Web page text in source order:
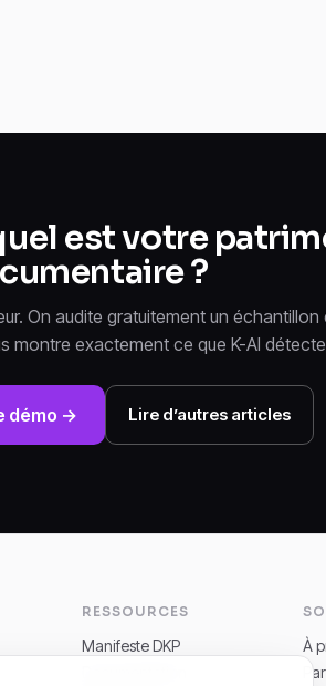
est votre
?
On audite gratuitement un échantillon
montre exactement ce que K-AI
démo → Lire d’autres articles
RESSOURCES
Manifeste DKP
À